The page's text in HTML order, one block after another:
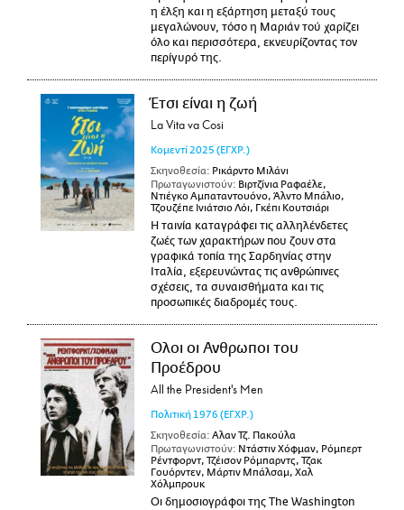
η έλξη και η εξάρτηση μεταξύ τους
μεγαλώνουν, τόσο η Μαριάν τού χαρίζει
όλο και περισσότερα, εκνευρίζοντας τον
περίγυρό της.
Έτσι είναι η ζωή
La Vita va Cosi
Κομεντί 2025 (ΕΓΧΡ.)
Σκηνοθεσία: Ρικάρντο Μιλάνι
Πρωταγωνιστούν: Βιρτζίνια Ραφαέλε,
Ντιέγκο Αμπαταντουόνο, Άλντο Μπάλιο,
Τζουζέπε Ινιάτσιο Λόι, Γκέπι Κουτσιάρι
Η ταινία καταγράφει τις αλληλένδετες
ζωές των χαρακτήρων που ζουν στα
γραφικά τοπία της Σαρδηνίας στην
Ιταλία, εξερευνώντας τις ανθρώπινες
σχέσεις, τα συναισθήματα και τις
προσωπικές διαδρομές τους.
Ολοι οι Ανθρωποι του
Προέδρου
All the President's Men
Πολιτική1976 (ΕΓΧΡ.)
Σκηνοθεσία: Αλαν Τζ. Πακούλα
Πρωταγωνιστούν: Ντάστιν Χόφμαν, Ρόμπερτ
Ρέντφορντ, Τζέισον Ρόμπαρντς, Τζακ
Γουόρντεν, Μάρτιν Μπάλσαμ, Χαλ
Χόλμπρουκ
Οι δημοσιογράφοι της The Washington